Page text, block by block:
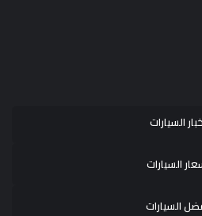
السيارات
السيارات
السيارات